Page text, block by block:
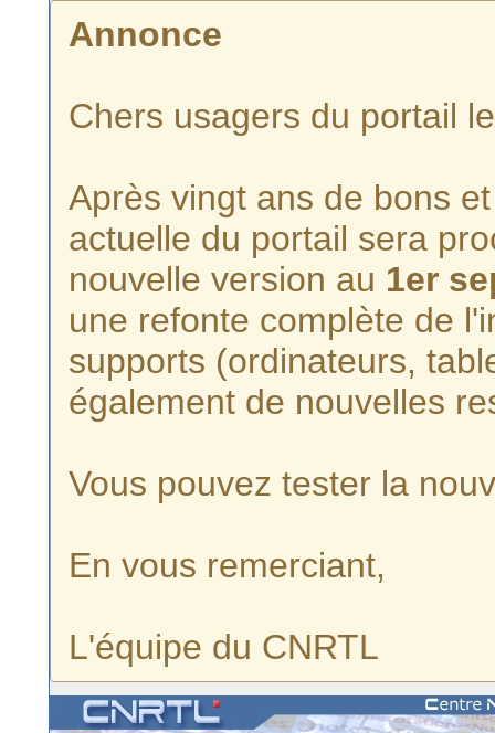
Annonce
Chers usagers du portail
Après vingt ans de bons
actuelle du portail sera
nouvelle version au 1er
une refonte complète de
supports (ordinateurs,
également de nouvelles
Vous pouvez tester la
En vous remerciant,
L'équipe du CNRTL